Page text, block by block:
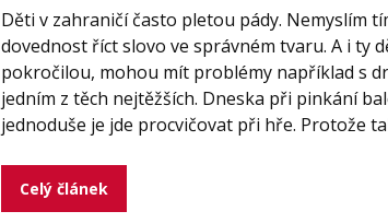
Děti v zahraničí často pletou pády. Nemyslím
dovednost říct slovo ve správném tvaru. A i ty
pokročilou, mohou mít problémy například s
jedním z těch nejtěžších. Dneska při pinkání
jednoduše je jde procvičovat při hře. Protože
Celý článek